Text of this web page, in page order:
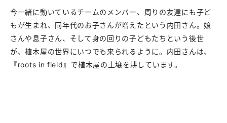
今一緒に動いているチームのメンバー、周りの友達にも子ど
もが生まれ、同年代のお子さんが増えたという内田さん。娘
さんや息子さん、そして身の回りの子どもたちという後世
が、植木屋の世界にいつでも来られるように。内田さんは、
『roots in field』で植木屋の土壌を耕しています。